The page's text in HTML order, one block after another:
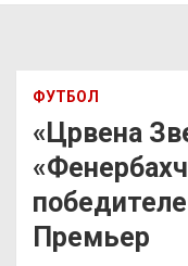
ФУТБОЛ
«Црвена
Премьер